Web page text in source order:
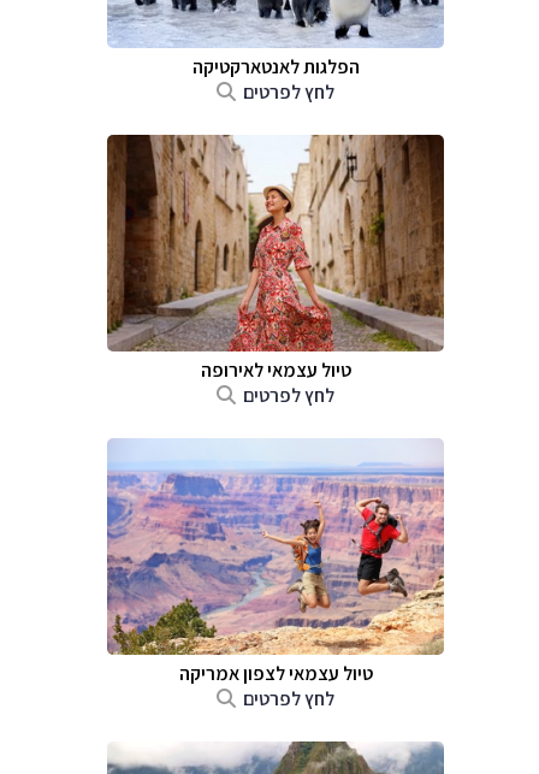
הפלגות לאנטארקטיקה
לחץ לפרטים
טיול עצמאי לאירופה
לחץ לפרטים
טיול עצמאי לצפון אמריקה
לחץ לפרטים